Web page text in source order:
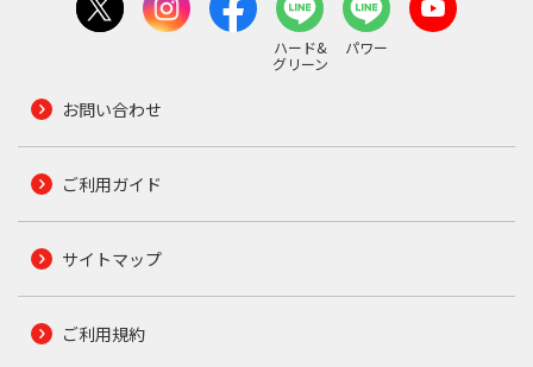
ハード&
グリーン
パワー
お問い合わせ
ご利用ガイド
サイトマップ
ご利用規約